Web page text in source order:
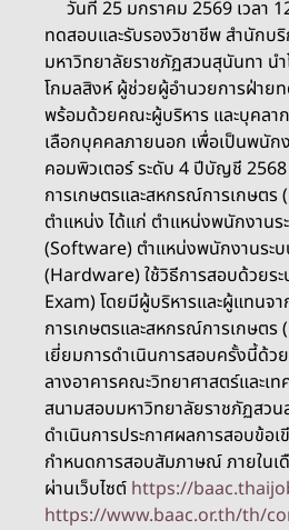
วันที่ 25 มกราคม 2569 เวลา
ทดสอบและรับรองวิชาชีพ สำนักบริ
มหาวิทยาลัยราชภัฏสวนสุนันทา น
โกมลสิงห์ ผู้ช่วยผู้อำนวยการฝ่าย
พร้อมด้วยคณะผู้บริหาร และบุคลา
เลือกบุคคลภายนอก เพื่อเป็นพนัก
คอมพิวเตอร์ ระดับ 4 ปีบัญชี
การเกษตรและสหกรณ์การเกษตร
ตำแหน่ง ได้แก่ ตำแหน่งพนักงาน
(Software) ตำแหน่งพนักงานระ
(Hardware) ใช้วิธีการสอบด้วยร
Exam) โดยมีผู้บริหารและผู้แทนจ
การเกษตรและสหกรณ์การเกษตร
เยี่ยมการดำเนินการสอบครั้งนี้ด้
ลางอาคารคณะวิทยาศาสตร์และเท
สนามสอบมหาวิทยาลัยราชภัฏสว
ดำเนินการประกาศผลการสอบข้อ
กำหนดการสอบสัมภาษณ์ ภายใน
ผ่านเว็บไซต์ https://
https://www.baac.or.th/th/